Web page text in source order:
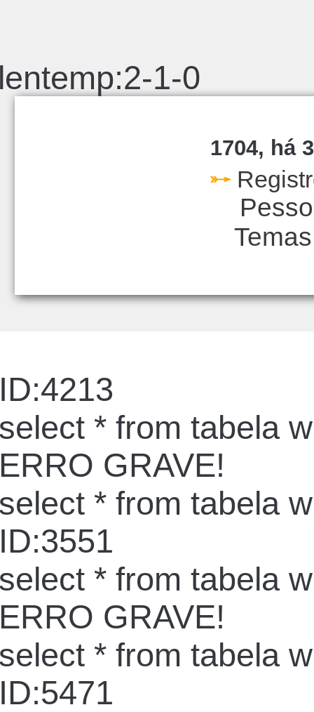
1-0
1704, há
Temas
* from tabela
GRAVE!
* from tabela
* from tabela
GRAVE!
* from tabela